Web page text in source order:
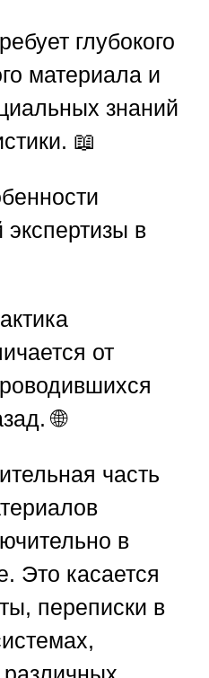
глубокого
материала и
знаний
📖
экспертизы в
от
🌐
часть
в
Это касается
переписки в